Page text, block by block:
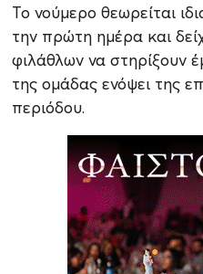
Το νούμερο θεωρείται
την πρώτη ημέρα και
φιλάθλων να στηρίξουν
της ομάδας ενόψει της
περιόδου.